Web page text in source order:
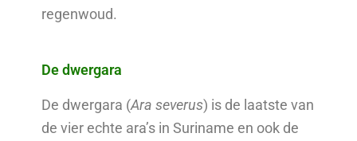
regenwoud.
De dwergara
De dwergara (Ara severus) is de laatste van
de vier echte ara’s in Suriname en ook de